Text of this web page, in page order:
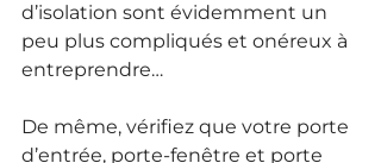
d’isolation sont évidemment un
peu plus compliqués et onéreux à
entreprendre…
De même, vérifiez que votre porte
d’entrée, porte-fenêtre et porte